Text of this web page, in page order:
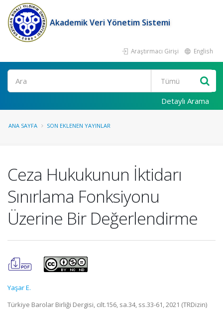
Akademik Veri Yönetim Sistemi
Araştırmacı Girişi English
Ara
Detaylı Arama
ANA SAYFA SON EKLENEN YAYINLAR
Ceza Hukukunun İktidarı
Sınırlama Fonksiyonu
Üzerine Bir Değerlendirme
Yaşar E.
Türkiye Barolar Birliği Dergisi, cilt.156, sa.34, ss.33-61, 2021 (TRDizin)